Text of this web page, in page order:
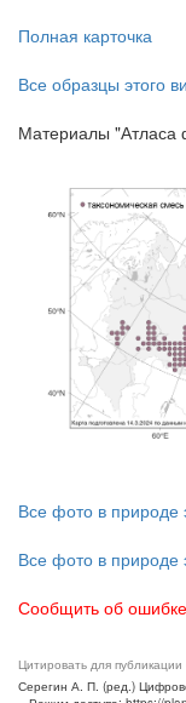
Полная карточка
Все образцы этого
Материалы "Атласа
Все фото в природе
Все фото в природе
Сообщить об ошибке
Цитировать для публикации
Серегин А. П. (ред.)